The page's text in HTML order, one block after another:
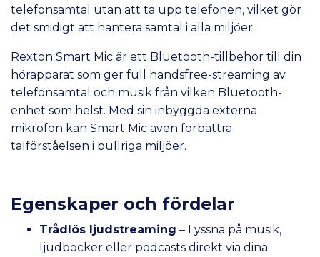
telefonsamtal utan att ta upp telefonen, vilket gör
det smidigt att hantera samtal i alla miljöer.
Rexton Smart Mic är ett Bluetooth-tillbehör till din
hörapparat som ger full handsfree-streaming av
telefonsamtal och musik från vilken Bluetooth-
enhet som helst. Med sin inbyggda externa
mikrofon kan Smart Mic även förbättra
talförståelsen i bullriga miljöer.
Egenskaper och fördelar
Trådlös ljudstreaming – Lyssna på musik,
ljudböcker eller podcasts direkt via dina